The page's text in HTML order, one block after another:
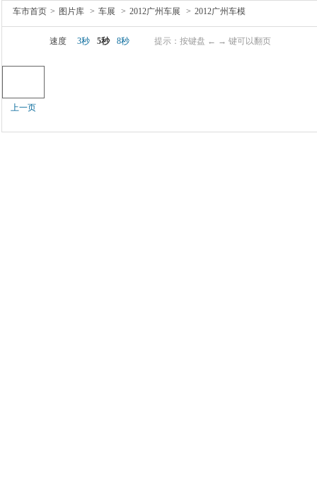
车市首页 > 图片库 > 车展 > 2012广州车展 > 2012广州车模
速度 3秒 5秒 8秒 提示：按键盘 ← → 键可以翻页
上一页